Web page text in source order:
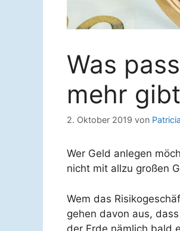
Was
mehr
2. Oktober 2019 von
Wer Geld anlegen
nicht mit allzu großen
Wem das
gehen davon aus,
der Erde nämlich bald